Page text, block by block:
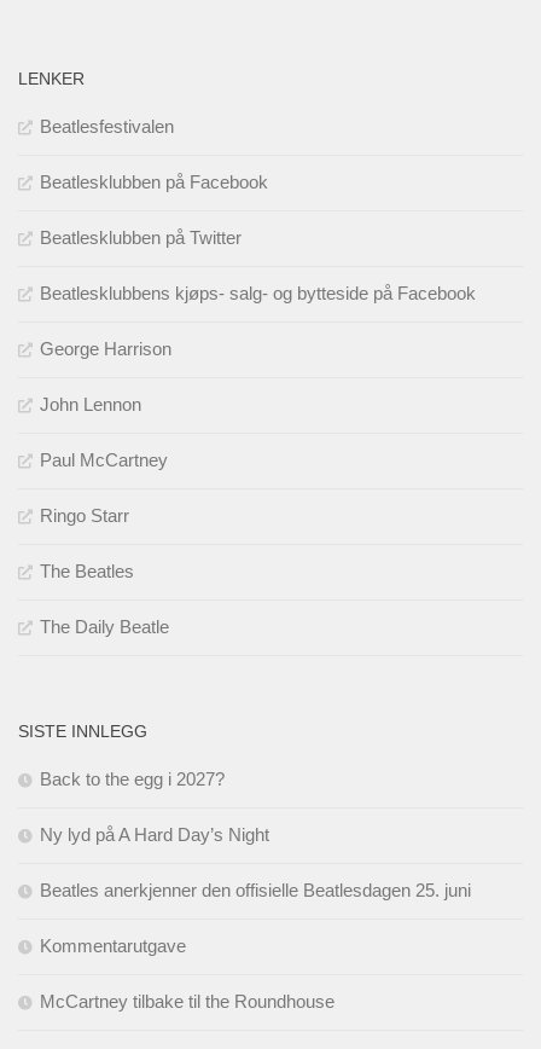
LENKER
Beatlesfestivalen
Beatlesklubben på Facebook
Beatlesklubben på Twitter
Beatlesklubbens kjøps- salg- og bytteside på Facebook
George Harrison
John Lennon
Paul McCartney
Ringo Starr
The Beatles
The Daily Beatle
SISTE INNLEGG
Back to the egg i 2027?
Ny lyd på A Hard Day’s Night
Beatles anerkjenner den offisielle Beatlesdagen 25. juni
Kommentarutgave
McCartney tilbake til the Roundhouse